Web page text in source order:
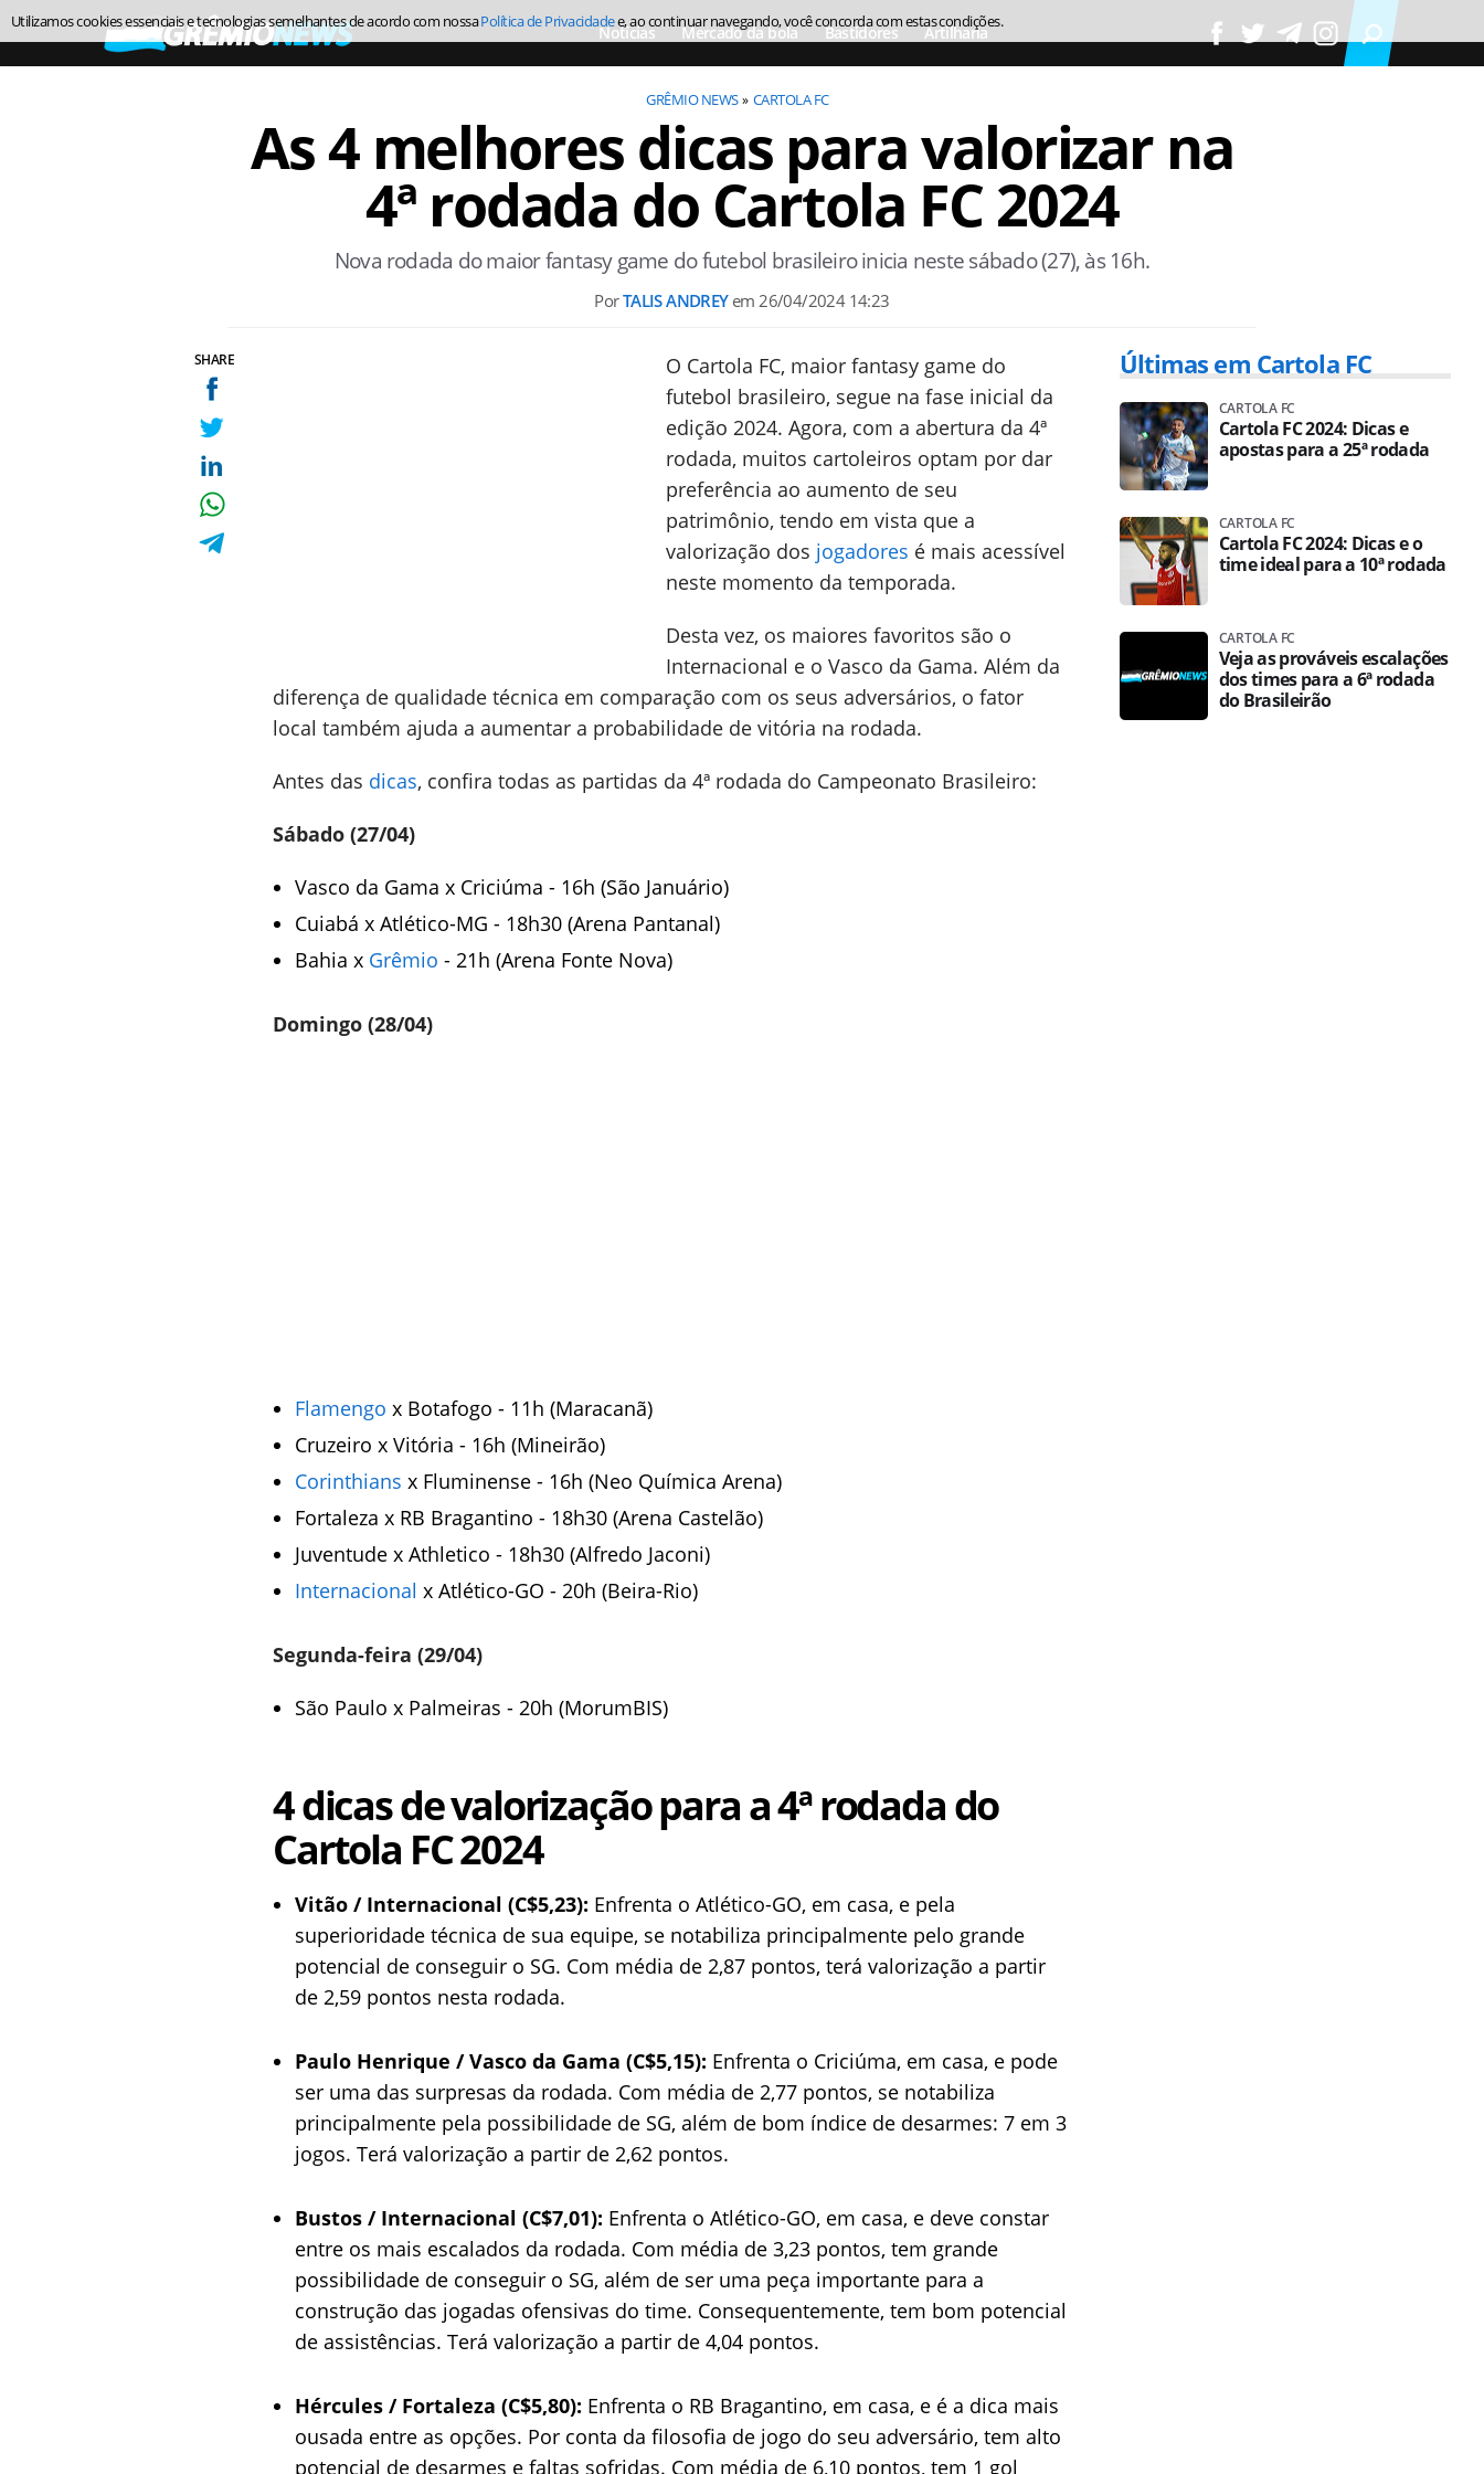
Notícias Mercado da bola Bastidores Artilharia
GRÊMIO NEWS CARTOLA FC
As 4 melhores dicas para valorizar na
4ª rodada do Cartola FC 2024
Nova rodada do maior fantasy game do futebol brasileiro inicia neste sábado (27), às 16h.
PorTALIS ANDREYem26/04/2024 14:23
SHARE
O Cartola FC, maior fantasy game do
futebol brasileiro, segue na fase inicial da
edição 2024. Agora, com a abertura da 4ª
rodada, muitos cartoleiros optam por dar
preferência ao aumento de seu
patrimônio, tendo em vista que a
valorização dos jogadores é mais acessível
neste momento da temporada.
Desta vez, os maiores favoritos são o
Internacional e o Vasco da Gama. Além da
diferença de qualidade técnica em comparação com os seus adversários, o fator
local também ajuda a aumentar a probabilidade de vitória na rodada.
Antes das dicas, confira todas as partidas da 4ª rodada do Campeonato Brasileiro:
Sábado (27/04)
Vasco da Gama x Criciúma - 16h (São Januário)
Cuiabá x Atlético-MG - 18h30 (Arena Pantanal)
Bahia x Grêmio - 21h (Arena Fonte Nova)
Domingo (28/04)
Flamengo x Botafogo - 11h (Maracanã)
Cruzeiro x Vitória - 16h (Mineirão)
Corinthians x Fluminense - 16h (Neo Química Arena)
Fortaleza x RB Bragantino - 18h30 (Arena Castelão)
Juventude x Athletico - 18h30 (Alfredo Jaconi)
Internacional x Atlético-GO - 20h (Beira-Rio)
Segunda-feira (29/04)
São Paulo x Palmeiras - 20h (MorumBIS)
4 dicas de valorização para a 4ª rodada do
Cartola FC 2024
Vitão / Internacional (C$5,23): Enfrenta o Atlético-GO, em casa, e pela
superioridade técnica de sua equipe, se notabiliza principalmente pelo grande
potencial de conseguir o SG. Com média de 2,87 pontos, terá valorização a partir
de 2,59 pontos nesta rodada.
Paulo Henrique / Vasco da Gama (C$5,15): Enfrenta o Criciúma, em casa, e pode
ser uma das surpresas da rodada. Com média de 2,77 pontos, se notabiliza
principalmente pela possibilidade de SG, além de bom índice de desarmes: 7 em 3
jogos. Terá valorização a partir de 2,62 pontos.
Bustos / Internacional (C$7,01): Enfrenta o Atlético-GO, em casa, e deve constar
entre os mais escalados da rodada. Com média de 3,23 pontos, tem grande
possibilidade de conseguir o SG, além de ser uma peça importante para a
construção das jogadas ofensivas do time. Consequentemente, tem bom potencial
de assistências. Terá valorização a partir de 4,04 pontos.
Hércules / Fortaleza (C$5,80): Enfrenta o RB Bragantino, em casa, e é a dica mais
ousada entre as opções. Por conta da filosofia de jogo do seu adversário, tem alto
potencial de desarmes e faltas sofridas. Com média de 6,10 pontos, tem 1 gol
Últimas em Cartola FC
CARTOLA FC
Cartola FC 2024: Dicas e
apostas para a 25ª rodada
CARTOLA FC
Cartola FC 2024: Dicas e o
time ideal para a 10ª rodada
CARTOLA FC
Veja as prováveis escalações
dos times para a 6ª rodada
do Brasileirão
Utilizamos cookies essenciais e tecnologias semelhantes de acordo com nossaPolítica de Privacidadee, ao continuar navegando, você concorda com estas condições.